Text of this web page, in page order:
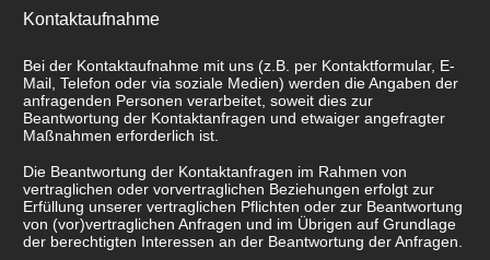
Kontaktaufnahme
Bei der Kontaktaufnahme mit uns (z.B. per Kontaktformular, E-
Mail, Telefon oder via soziale Medien) werden die Angaben der
anfragenden Personen verarbeitet, soweit dies zur
Beantwortung der Kontaktanfragen und etwaiger angefragter
Maßnahmen erforderlich ist.
Die Beantwortung der Kontaktanfragen im Rahmen von
vertraglichen oder vorvertraglichen Beziehungen erfolgt zur
Erfüllung unserer vertraglichen Pflichten oder zur Beantwortung
von (vor)vertraglichen Anfragen und im Übrigen auf Grundlage
der berechtigten Interessen an der Beantwortung der Anfragen.